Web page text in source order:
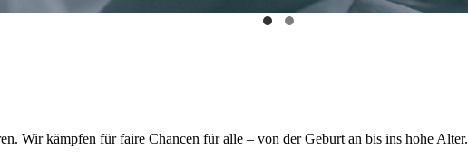
Wir kämpfen für faire Chancen für alle – von der Geburt an bis ins hohe Alter.